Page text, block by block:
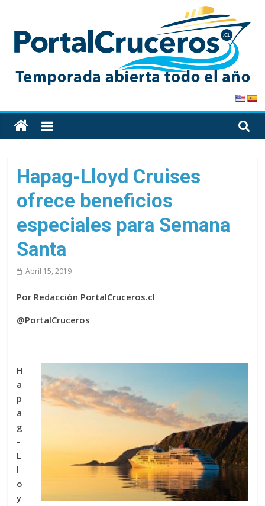
content
PortalCruceros
Toda
la
de
cruceros
en
solo
sitio
Hapag-Lloyd Cruises
ofrece beneficios
especiales para Semana
Santa
Abril 15, 2019
Por Redacción PortalCruceros.cl
@PortalCruceros
H
a
p
a
g
-
L
l
o
y